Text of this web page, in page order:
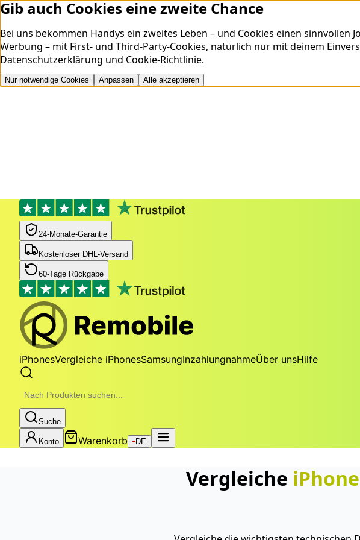
Gib auch Cookies eine zweite Chance
Bei uns bekommen Handys ein zweites Leben – und Cookies einen
Werbung – mit First- und Third-Party-Cookies, natürlich nur mit deinem
Datenschutzerklärung und Cookie-Richtlinie.
Nur notwendige Cookies Anpassen Alle akzeptieren
24‑Monate‑Garantie
Kostenloser DHL-Versand
60-Tage Rückgabe
iPhonesVergleiche iPhonesSamsungInzahlungnahmeÜber unsHilfe
Suche
Konto Warenkorb DE
Vergleiche